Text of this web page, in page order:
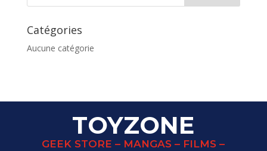
Catégories
Aucune catégorie
TOYZONE
GEEK STORE – MANGAS – FILMS –